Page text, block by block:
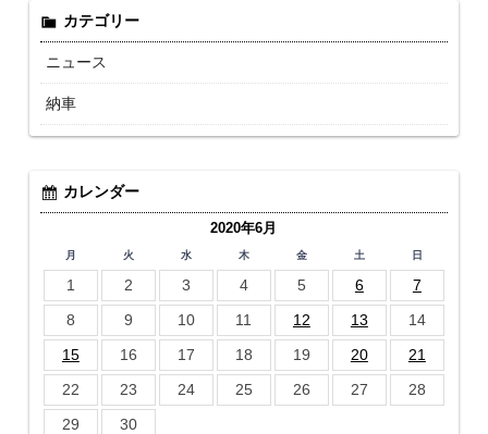
カテゴリー
ニュース
納車
カレンダー
2020年6月
月 火 水 木 金 土 日
1 2 3 4 5 6
7
8
9 10 11 12 13
14
15
16 17 18 19 20
21
22
23 24 25 26 27
28
29
30